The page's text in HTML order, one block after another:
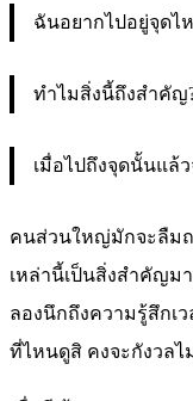
ฉันอยากไปอยู่จุดไ
ทำไมสิ่งนี้ถึงสำคัญ
เมื่อไปถึงจุดนั้นแล้
คนส่วนใหญ่มักจะลืมถ
เหล่านี้เป็นสิ่งสำคัญม
ลองนึกถึงความรู้สึกเ
ที่ไหนดูสิ คงจะกังวลไ